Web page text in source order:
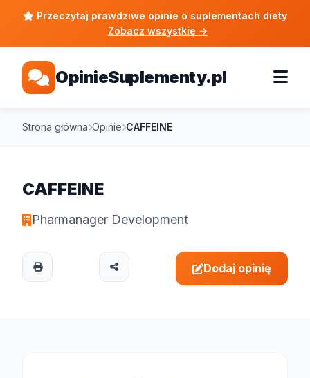
Przeczytaj prawdziwe opinie o suplementach diety
Zobacz wszystkie →
OpinieSuplementy.pl
Strona główna Opinie CAFFEINE
CAFFEINE
Pharmanager Development
Dodaj opinię